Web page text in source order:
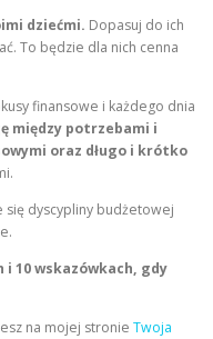
dziećmi. Dopasuj do ich
To będzie dla nich cenna
finansowe i każdego dnia
między potrzebami i
oraz długo i krótko
dyscypliny budżetowej
i 10 wskazówkach, gdy
na mojej stronie Twoja